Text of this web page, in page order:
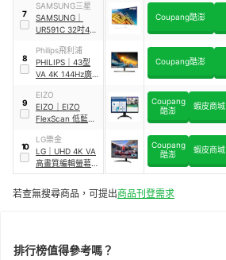
7
SAMSUNG三星
SAMSUNG
UR591C 32吋4K
｜U32R591CWC
Coupang酷澎
8
Philips飛利浦
PHILIPS
43型
VA 4K 144Hz廣視
439M1RV／96
Coupang酷澎
9
EIZO
EIZO
EIZO
FlexScan 低藍光
EV2740X-BK
Coupang
酷澎
蝦皮商城
10
LG樂金
LG
UHD 4K VA
高畫質編輯螢幕
32UR500-B
Coupang
酷澎
蝦皮商城
若查無搜尋商品，可提出商品刊登需求
排行榜值得參考嗎？